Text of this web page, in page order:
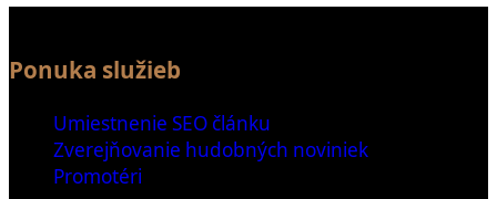
Ponuka služieb
Umiestnenie SEO článku
Zverejňovanie hudobných noviniek
Promotéri